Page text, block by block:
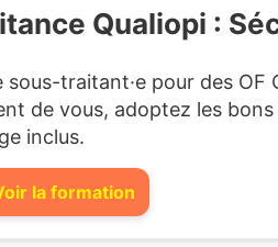
Qualiopi :
sous-traitant·e pour des
de vous, adoptez les
inclus.
la formation